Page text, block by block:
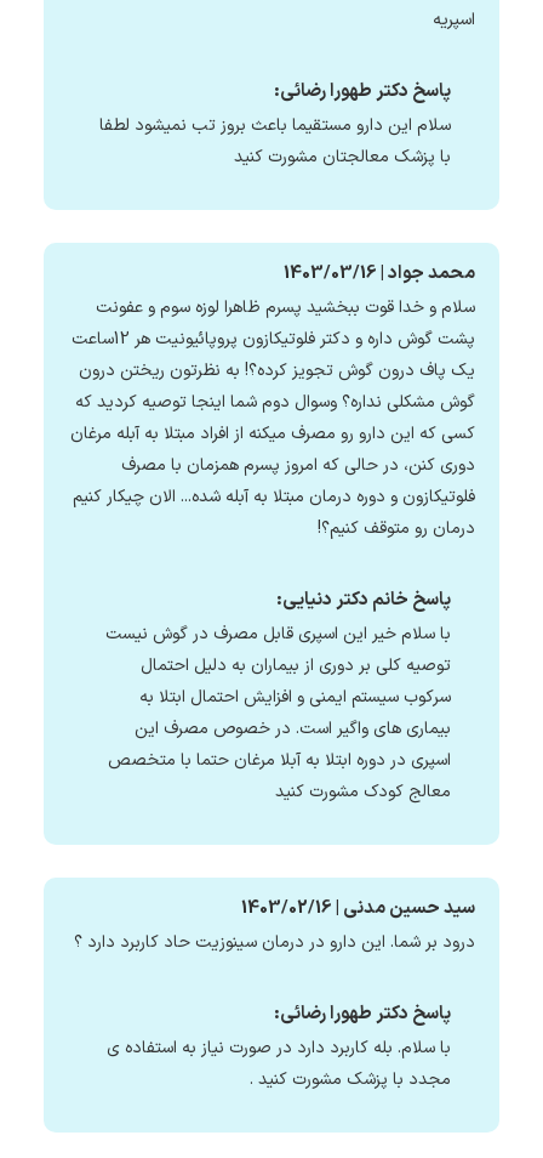
اسپریه
پاسخ دکتر طهورا رضائی:
سلام این دارو مستقیما باعث بروز تب نمیشود لطفا
با پزشک معالجتان مشورت کنید
محمد جواد | 1403/03/16
سلام و خدا قوت ببخشید پسرم ظاهرا لوزه سوم و عفونت
پشت گوش داره و دکتر فلوتیکازون پروپائیونیت هر 12ساعت
یک پاف درون گوش تجویز کرده؟! به نظرتون ریختن درون
گوش مشکلی نداره؟ وسوال دوم شما اینجا توصیه کردید که
کسی که این دارو رو مصرف میکنه از افراد مبتلا به آبله مرغان
دوری کنن، در حالی که امروز پسرم همزمان با مصرف
فلوتیکازون و دوره درمان مبتلا به آبله شده... الان چیکار کنیم
درمان رو متوقف کنیم؟!
پاسخ خانم دکتر دنیایی:
با سلام خیر این اسپری قابل مصرف در گوش نیست
توصیه کلی بر دوری از بیماران به دلیل احتمال
سرکوب سیستم ایمنی و افزایش احتمال ابتلا به
بیماری های واگیر است. در خصوص مصرف این
اسپری در دوره ابتلا به آبلا مرغان حتما با متخصص
معالج کودک مشورت کنید
سید حسین مدنی | 1403/02/16
درود بر شما. این دارو در درمان سینوزیت حاد کاربرد دارد ؟
پاسخ دکتر طهورا رضائی:
با سلام. بله کاربرد دارد در صورت نیاز به استفاده ی
مجدد با پزشک مشورت کنید .